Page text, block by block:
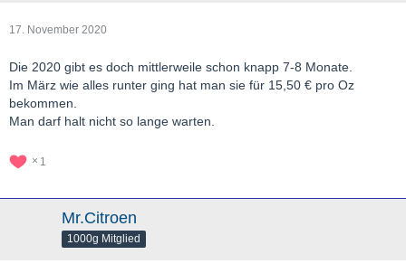
17. November 2020
Die 2020 gibt es doch mittlerweile schon knapp 7-8 Monate.
Im März wie alles runter ging hat man sie für 15,50 € pro Oz
bekommen.
Man darf halt nicht so lange warten.
1
Mr.Citroen
1000g Mitglied